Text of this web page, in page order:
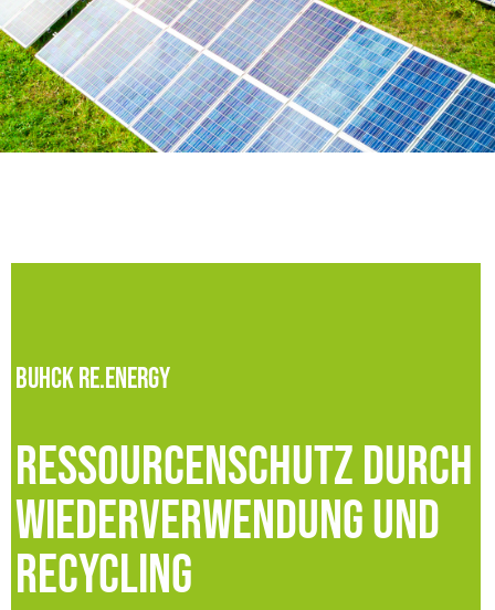
Buhck Re.Energy
Ressourcenschutz durch
Wiederverwendung und
Recycling